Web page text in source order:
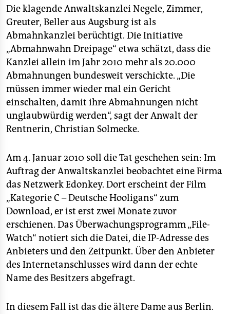
Die klagende Anwaltskanzlei Negele, Zimmer,
Greuter, Beller aus Augsburg ist als
Abmahnkanzlei berüchtigt. Die Initiative
„Abmahnwahn Dreipage“ etwa schätzt, dass die
Kanzlei allein im Jahr 2010 mehr als 20.000
Abmahnungen bundesweit verschickte. „Die
müssen immer wieder mal ein Gericht
einschalten, damit ihre Abmahnungen nicht
unglaubwürdig werden“, sagt der Anwalt der
Rentnerin, Christian Solmecke.
Am 4. Januar 2010 soll die Tat geschehen sein: Im
Auftrag der Anwaltskanzlei beobachtet eine Firma
das Netzwerk Edonkey. Dort erscheint der Film
„Kategorie C – Deutsche Hooligans“ zum
Download, er ist erst zwei Monate zuvor
erschienen. Das Überwachungsprogramm „File-
Watch“ notiert sich die Datei, die IP-Adresse des
Anbieters und den Zeitpunkt. Über den Anbieter
des Internetanschlusses wird dann der echte
Name des Besitzers abgefragt.
In diesem Fall ist das die ältere Dame aus Berlin.